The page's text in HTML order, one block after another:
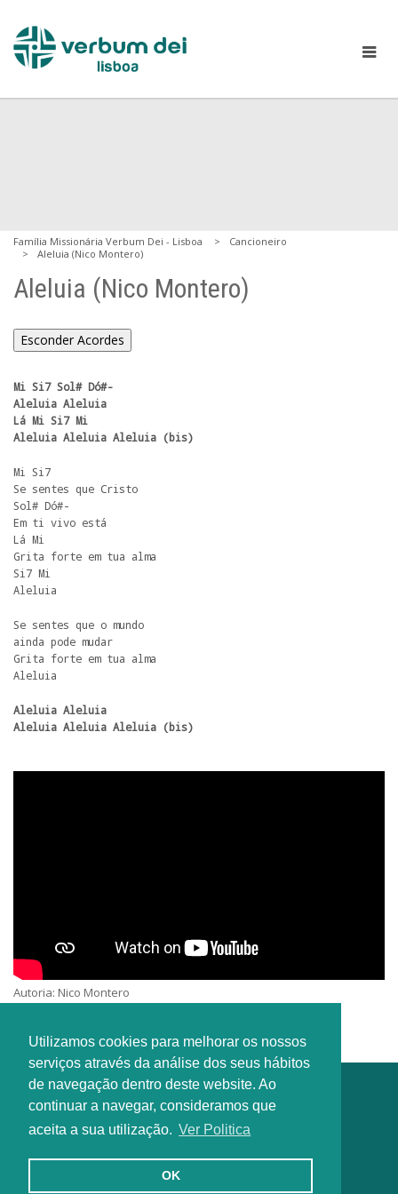
Utilizamos cookies para melhorar os nossos
serviços através da análise dos seus hábitos
de navegação dentro deste website. Ao
continuar a navegar, consideramos que
aceita a sua utilização. Ver Politica
OK
Família Missionária Verbum Dei - Lisboa
Cancioneiro
Aleluia (Nico Montero)
Aleluia (Nico Montero)
Esconder Acordes
Mi Si7 Sol# Dó#-
Aleluia Aleluia
Lá Mi Si7 Mi
Aleluia Aleluia Aleluia (bis)
Mi Si7
Se sentes que Cristo
Sol# Dó#-
Em ti vivo está
Lá Mi
Grita forte em tua alma
Si7 Mi
Aleluia
Se sentes que o mundo
ainda pode mudar
Grita forte em tua alma
Aleluia
Aleluia Aleluia
Aleluia Aleluia Aleluia (bis)
Autoria: Nico Montero